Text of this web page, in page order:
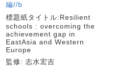
編//b
標題紙タイトル:Resilient
schools : overcoming the
achievement gap in
EastAsia and Western
Europe
監修: 志水宏吉